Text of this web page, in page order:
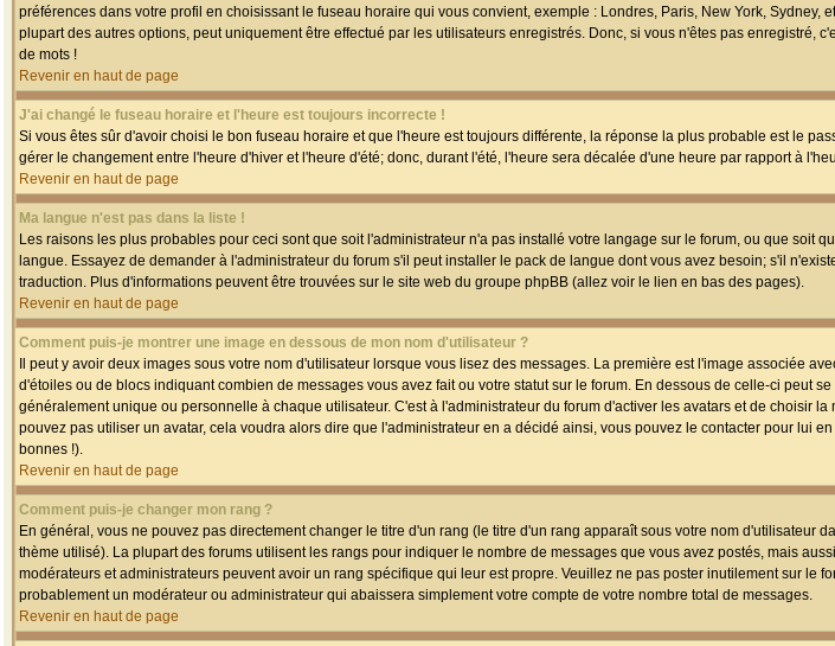
préférences dans votre profil en choisissant le fuseau horaire qui vous convient, exemple : Londres, Paris, New York, Sydney,
plupart des autres options, peut uniquement être effectué par les utilisateurs enregistrés. Donc, si vous n'êtes pas enregistré,
de mots !
Revenir en haut de page
J'ai changé le fuseau horaire et l'heure est toujours incorrecte !
Si vous êtes sûr d'avoir choisi le bon fuseau horaire et que l'heure est toujours différente, la réponse la plus probable est le
gérer le changement entre l'heure d'hiver et l'heure d'été; donc, durant l'été, l'heure sera décalée d'une heure par rapport à
Revenir en haut de page
Ma langue n'est pas dans la liste !
Les raisons les plus probables pour ceci sont que soit l'administrateur n'a pas installé votre langage sur le forum, ou que soit
langue. Essayez de demander à l'administrateur du forum s'il peut installer le pack de langue dont vous avez besoin; s'il
traduction. Plus d'informations peuvent être trouvées sur le site web du groupe phpBB (allez voir le lien en bas des pages).
Revenir en haut de page
Comment puis-je montrer une image en dessous de mon nom d'utilisateur ?
Il peut y avoir deux images sous votre nom d'utilisateur lorsque vous lisez des messages. La première est l'image associée
d'étoiles ou de blocs indiquant combien de messages vous avez fait ou votre statut sur le forum. En dessous de celle-ci peut
généralement unique ou personnelle à chaque utilisateur. C'est à l'administrateur du forum d'activer les avatars et de choisir
pouvez pas utiliser un avatar, cela voudra alors dire que l'administrateur en a décidé ainsi, vous pouvez le contacter pour lui
bonnes !).
Revenir en haut de page
Comment puis-je changer mon rang ?
En général, vous ne pouvez pas directement changer le titre d'un rang (le titre d'un rang apparaît sous votre nom d'utilisateur
thème utilisé). La plupart des forums utilisent les rangs pour indiquer le nombre de messages que vous avez postés, mais
modérateurs et administrateurs peuvent avoir un rang spécifique qui leur est propre. Veuillez ne pas poster inutilement sur le
probablement un modérateur ou administrateur qui abaissera simplement votre compte de votre nombre total de messages.
Revenir en haut de page